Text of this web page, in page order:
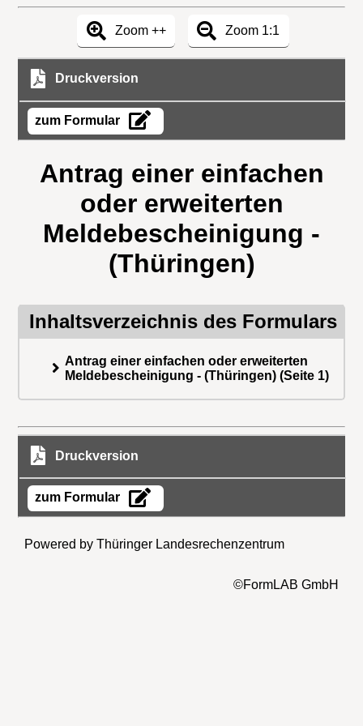
Zoom ++ Zoom 1:1
Druckversion
zum Formular
Antrag einer einfachen
oder erweiterten
Meldebescheinigung -
(Thüringen)
Inhaltsverzeichnis des Formulars
Antrag einer einfachen oder erweiterten
Meldebescheinigung - (Thüringen) (Seite 1)
Druckversion
zum Formular
Powered by Thüringer Landesrechenzentrum
©FormLAB GmbH